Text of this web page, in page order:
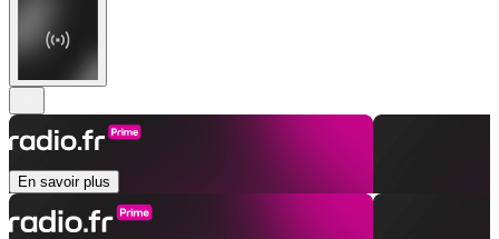
En savoir plus